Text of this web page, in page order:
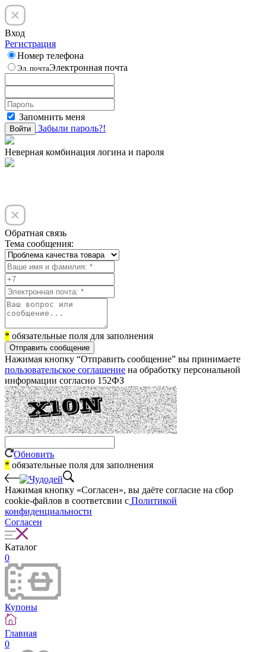
Вход
Регистрация
Номер телефона
Эл. почтаЭлектронная почта
Запомнить меня
Войти Забыли пароль?!
Неверная комбинация логина и пароля
Обратная связь
Тема сообщения:
* обязательные поля для заполнения
Отправить сообщение
Нажимая кнопку “Отправить сообщение” вы принимаете
пользовательское соглашение на обработку персональной
информации согласно 152ФЗ
Обновить
* обязательные поля для заполнения
Нажимая кнопку «Согласен», вы даёте cогласие на сбор
cookie-файлов в соответсвии с Политикой
конфиденциальности
Согласен
Каталог
0
Купоны
Главная
0